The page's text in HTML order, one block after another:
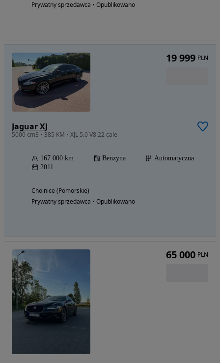
Prywatny sprzedawca • Opublikowano
Jaguar XJ
5000 cm3 • 385 KM • XJL 5.0 V8 22 cale
167 000 km Benzyna
Automatyczna
2011
Chojnice (Pomorskie)
Prywatny sprzedawca • Opublikowano
19 999 PLN
65 000 PLN